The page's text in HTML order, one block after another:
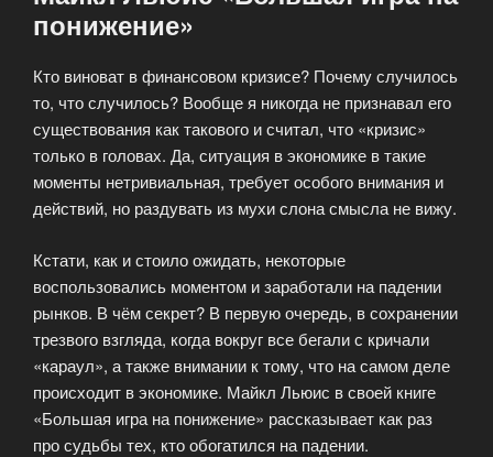
понижение»
Кто виноват в финансовом кризисе? Почему случилось
то, что случилось? Вообще я никогда не признавал его
существования как такового и считал, что «кризис»
только в головах. Да, ситуация в экономике в такие
моменты нетривиальная, требует особого внимания и
действий, но раздувать из мухи слона смысла не вижу.
Кстати, как и стоило ожидать, некоторые
воспользовались моментом и заработали на падении
рынков. В чём секрет? В первую очередь, в сохранении
трезвого взгляда, когда вокруг все бегали с кричали
«караул», а также внимании к тому, что на самом деле
происходит в экономике. Майкл Льюис в своей книге
«Большая игра на понижение» рассказывает как раз
про судьбы тех, кто обогатился на падении.